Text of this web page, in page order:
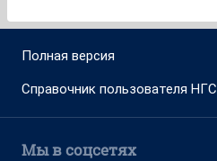
Полная версия
Справочник пользователя НГС
Мы в соцсетях